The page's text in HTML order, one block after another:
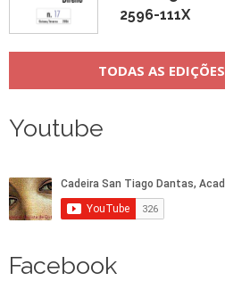
2596-111X
TODAS AS EDIÇÕES
Youtube
Facebook